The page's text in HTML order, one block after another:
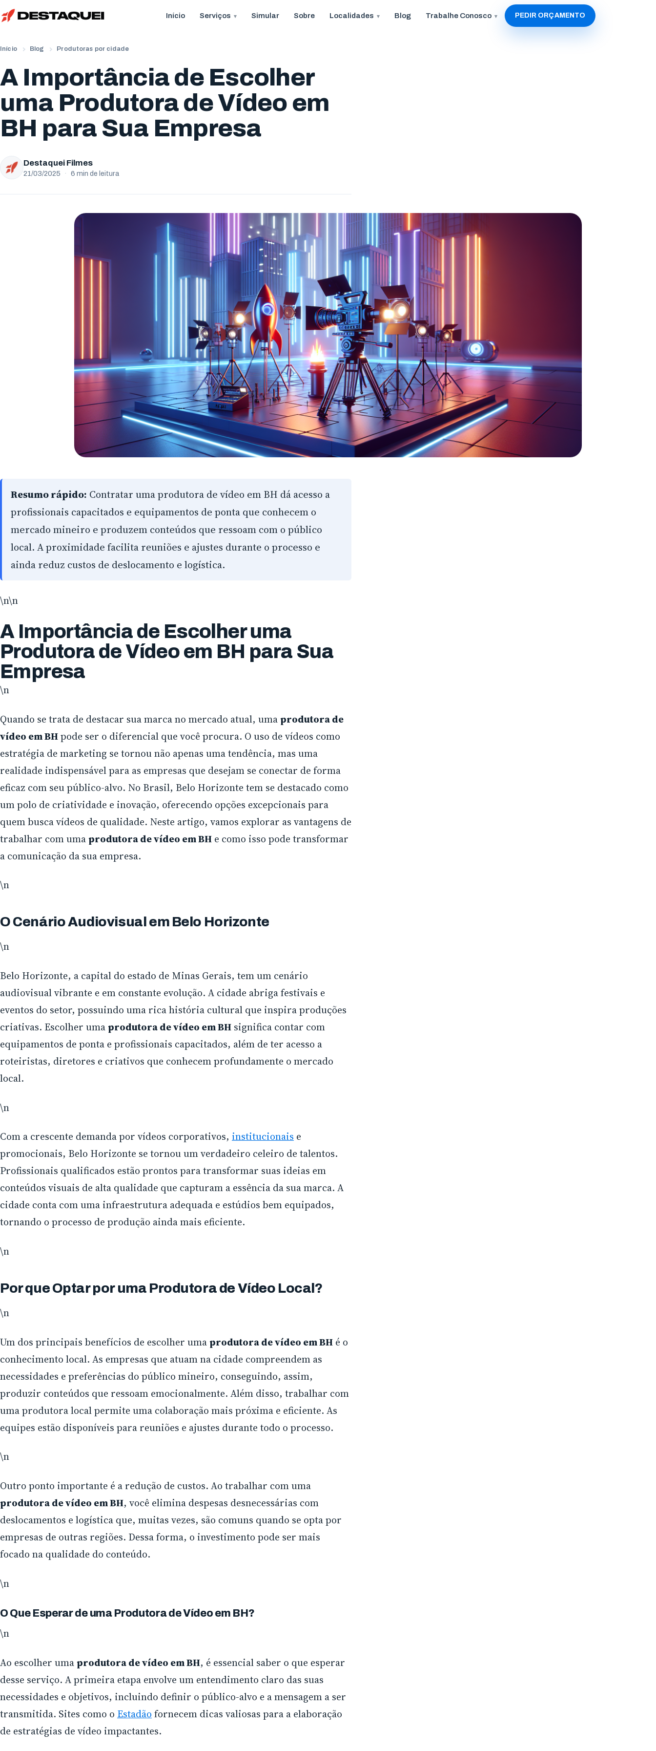
Início Serviços Simular Sobre Localidades Blog Trabalhe Conosco PEDIR ORÇAMENTO
Início Blog Produtoras por cidade
A Importância de Escolher
uma Produtora de Vídeo em
BH para Sua Empresa
Destaquei Filmes
21/03/2025 · 6 min de leitura
Resumo rápido: Contratar uma produtora de vídeo em BH dá acesso a
profissionais capacitados e equipamentos de ponta que conhecem o
mercado mineiro e produzem conteúdos que ressoam com o público
local. A proximidade facilita reuniões e ajustes durante o processo e
ainda reduz custos de deslocamento e logística.
\n\n
A Importância de Escolher uma
Produtora de Vídeo em BH para Sua
Empresa
\n
Quando se trata de destacar sua marca no mercado atual, uma produtora de
vídeo em BHpode ser o diferencial que você procura. O uso de vídeos como
estratégia de marketing se tornou não apenas uma tendência, mas uma
realidade indispensável para as empresas que desejam se conectar de forma
eficaz com seu público-alvo. No Brasil, Belo Horizonte tem se destacado como
um polo de criatividade e inovação, oferecendo opções excepcionais para
quem busca vídeos de qualidade. Neste artigo, vamos explorar as vantagens de
trabalhar com uma produtora de vídeo em BH e como isso pode transformar
a comunicação da sua empresa.
\n
O Cenário Audiovisual em Belo Horizonte
\n
Belo Horizonte, a capital do estado de Minas Gerais, tem um cenário
audiovisual vibrante e em constante evolução. A cidade abriga festivais e
eventos do setor, possuindo uma rica história cultural que inspira produções
criativas. Escolher uma produtora de vídeo em BH significa contar com
equipamentos de ponta e profissionais capacitados, além de ter acesso a
roteiristas, diretores e criativos que conhecem profundamente o mercado
local.
\n
Com a crescente demanda por vídeos corporativos, institucionais e
promocionais, Belo Horizonte se tornou um verdadeiro celeiro de talentos.
Profissionais qualificados estão prontos para transformar suas ideias em
conteúdos visuais de alta qualidade que capturam a essência da sua marca. A
cidade conta com uma infraestrutura adequada e estúdios bem equipados,
tornando o processo de produção ainda mais eficiente.
\n
Por que Optar por uma Produtora de Vídeo Local?
\n
Um dos principais benefícios de escolher uma produtora de vídeo em BH é o
conhecimento local. As empresas que atuam na cidade compreendem as
necessidades e preferências do público mineiro, conseguindo, assim,
produzir conteúdos que ressoam emocionalmente. Além disso, trabalhar com
uma produtora local permite uma colaboração mais próxima e eficiente. As
equipes estão disponíveis para reuniões e ajustes durante todo o processo.
\n
Outro ponto importante é a redução de custos. Ao trabalhar com uma
produtora de vídeo em BH, você elimina despesas desnecessárias com
deslocamentos e logística que, muitas vezes, são comuns quando se opta por
empresas de outras regiões. Dessa forma, o investimento pode ser mais
focado na qualidade do conteúdo.
\n
O Que Esperar de uma Produtora de Vídeo em BH?
\n
Ao escolher uma produtora de vídeo em BH, é essencial saber o que esperar
desse serviço. A primeira etapa envolve um entendimento claro das suas
necessidades e objetivos, incluindo definir o público-alvo e a mensagem a ser
transmitida. Sites como o Estadão fornecem dicas valiosas para a elaboração
de estratégias de vídeo impactantes.